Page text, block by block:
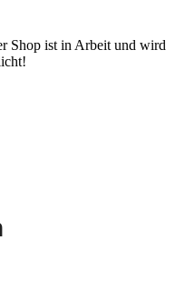
Shop ist in Arbeit und wird